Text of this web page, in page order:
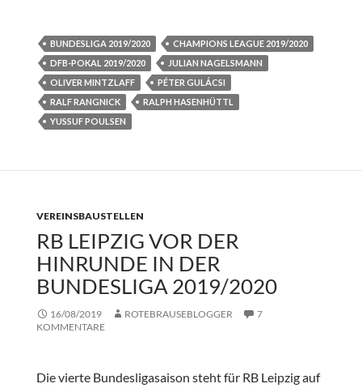
BUNDESLIGA 2019/2020
CHAMPIONS LEAGUE 2019/2020
DFB-POKAL 2019/2020
JULIAN NAGELSMANN
OLIVER MINTZLAFF
PÉTER GULÁCSI
RALF RANGNICK
RALPH HASENHÜTTL
YUSSUF POULSEN
VEREINSBAUSTELLEN
RB LEIPZIG VOR DER
HINRUNDE IN DER
BUNDESLIGA 2019/2020
16/08/2019 ROTEBRAUSEBLOGGER
7
KOMMENTARE
Die vierte Bundesligasaison steht für RB Leipzig auf